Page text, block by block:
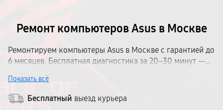
Ремонт компьютеров Asus в Москве
Ремонтируем компьютеры Asus в Москве с гарантией до
6 месяцев. Бесплатная диагностика за 20–30 минут —
работ. Сервис удобно расположен рядом с метро.
Работаем с ПК Асус любых конфигураций: от домашних
до игровых и рабочих станций. Оригинальные
Показать всё
Бесплатный выезд курьера